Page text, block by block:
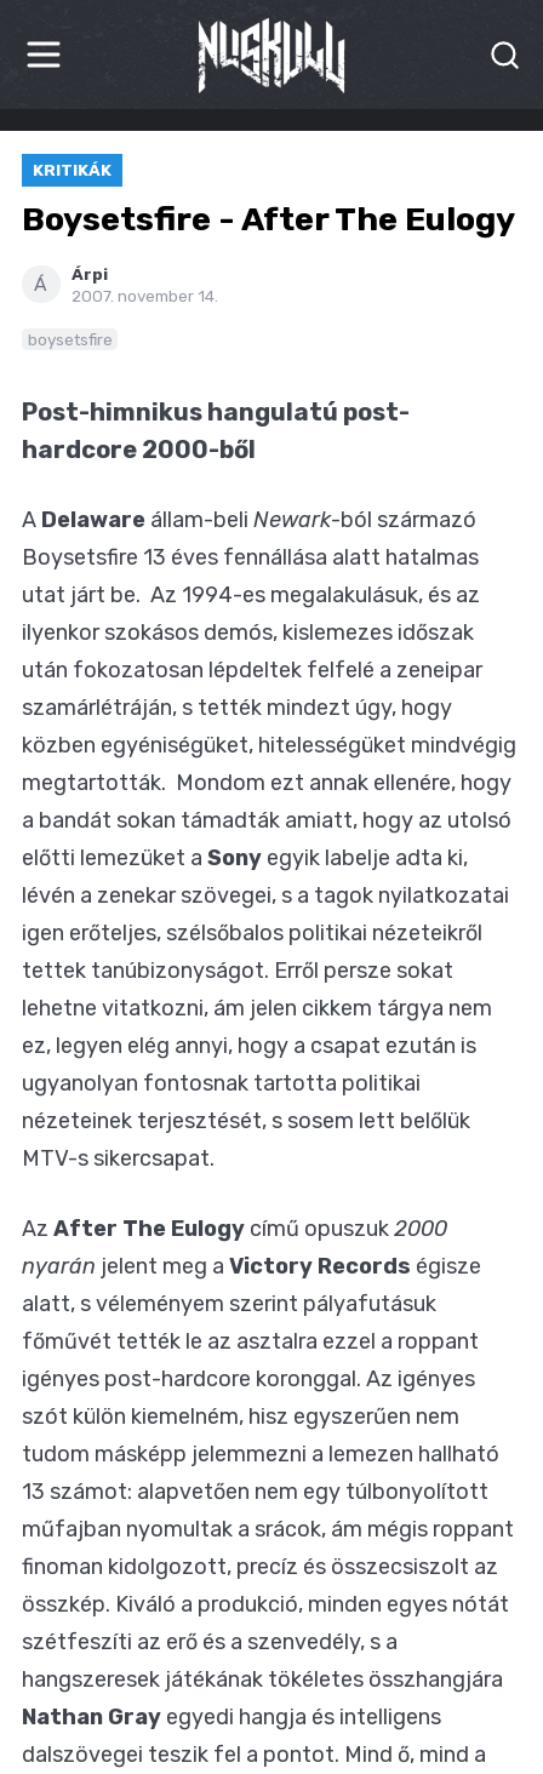
HÍREK
KRITIKÁK
INTERJÚK
KULT
BLOG
KRITIKÁK
Boysetsfire - After The Eulogy
Á
Árpi
2007. november 14.
boysetsfire
Post-himnikus hangulatú post-
hardcore 2000-ből
A Delaware állam-beli Newark-ból származó
Boysetsfire 13 éves fennállása alatt hatalmas
utat járt be. Az 1994-es megalakulásuk, és az
ilyenkor szokásos demós, kislemezes időszak
után fokozatosan lépdeltek felfelé a zeneipar
szamárlétráján, s tették mindezt úgy, hogy
közben egyéniségüket, hitelességüket mindvégig
megtartották. Mondom ezt annak ellenére, hogy
a bandát sokan támadták amiatt, hogy az utolsó
előtti lemezüket a Sony egyik labelje adta ki,
lévén a zenekar szövegei, s a tagok nyilatkozatai
igen erőteljes, szélsőbalos politikai nézeteikről
tettek tanúbizonyságot. Erről persze sokat
lehetne vitatkozni, ám jelen cikkem tárgya nem
ez, legyen elég annyi, hogy a csapat ezután is
ugyanolyan fontosnak tartotta politikai
nézeteinek terjesztését, s sosem lett belőlük
MTV-s sikercsapat.
Az After The Eulogy című opuszuk2000
nyarán jelent meg a Victory Records égisze
alatt, s véleményem szerint pályafutásuk
főművét tették le az asztalra ezzel a roppant
igényes post-hardcore koronggal. Az igényes
szót külön kiemelném, hisz egyszerűen nem
tudom másképp jelemmezni a lemezen hallható
13 számot: alapvetően nem egy túlbonyolított
műfajban nyomultak a srácok, ám mégis roppant
finoman kidolgozott, precíz és összecsiszolt az
összkép. Kiváló a produkció, minden egyes nótát
szétfeszíti az erő és a szenvedély, s a
hangszeresek játékának tökéletes összhangjára
Nathan Gray egyedi hangja és intelligens
dalszövegei teszik fel a pontot. Mind ő, mind a